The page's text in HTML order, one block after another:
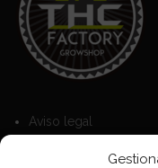
Aviso legal
Política de Cookies